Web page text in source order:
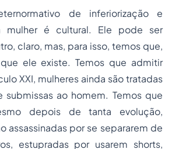
de inferiorização e
mulher é cultural. Ele pode ser
claro, mas, para isso, temos que,
ele existe. Temos que admitir
XXI, mulheres ainda são tratadas
submissas ao homem. Temos que
depois de tanta evolução,
assassinadas por se separarem de
estupradas por usarem shorts,